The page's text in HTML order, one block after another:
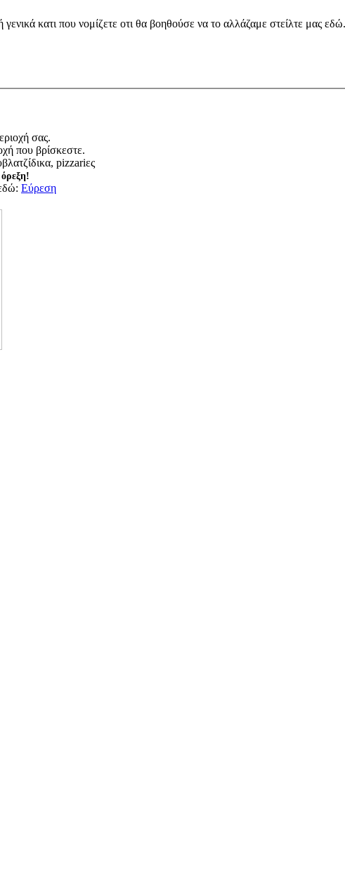
κατι που νομίζετε οτι θα βοηθούσε να το αλλάζαμε στείλτε μας
σας.
που βρίσκεστε.
pizzariες
Εύρεση